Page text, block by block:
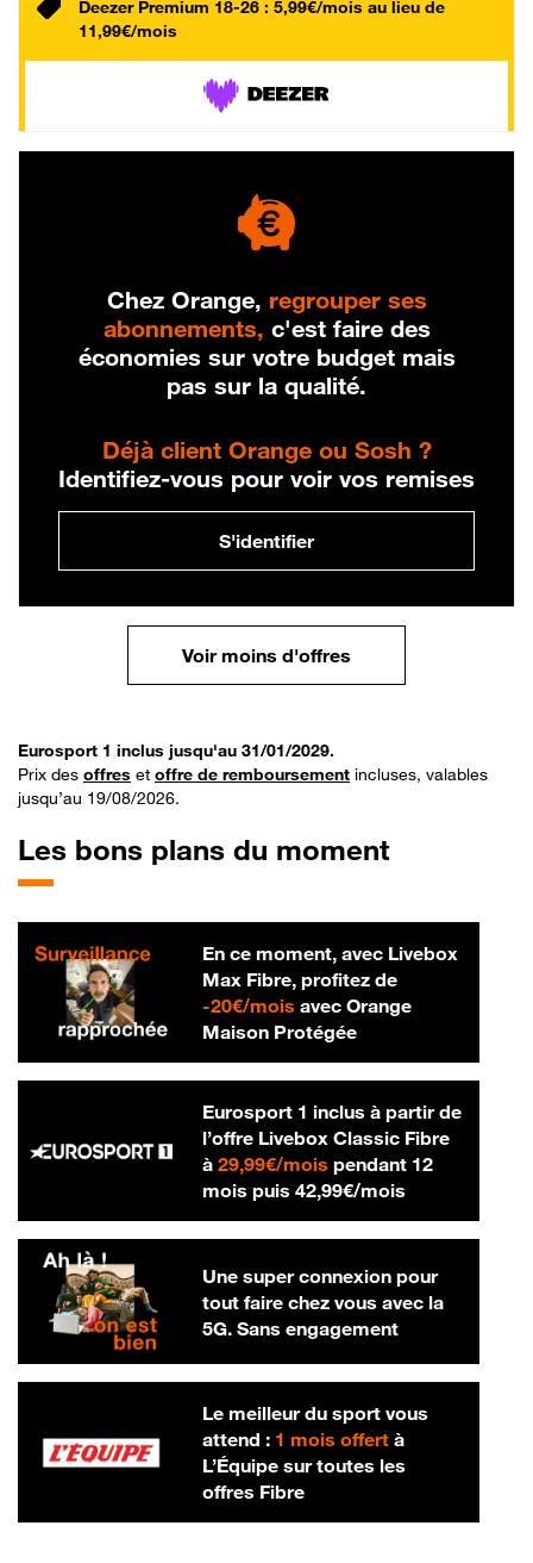
Deezer Premium 18-26 : 5,99€/mois au lieu de
11,99€/mois
Chez Orange, regrouper ses
abonnements, c'est faire des
économies sur votre budget mais
pas sur la qualité.
Déjà client Orange ou Sosh ?
Identifiez-vous pour voir vos remises
S'identifier
Voir moins d'offres
Eurosport 1 inclus jusqu'au 31/01/2029.
Prix des offres et offre de remboursement incluses, valables
jusqu’au 19/08/2026.
Les bons plans du moment
En ce moment, avec Livebox
Max Fibre, profitez de
-20€/mois20 € par mois
avec Orange
Maison Protégée
Eurosport 1 inclus à partir de
l’offre Livebox Classic Fibre
à 29,99€/mois29,99 € par mois
pendant 12
mois puis 42,99€/mois42,99 € par
Une super connexion pour
tout faire chez vous avec la
5G. Sans engagement
Le meilleur du sport vous
attend : 1 mois offertà
L’Équipe sur toutes les
offres Fibre